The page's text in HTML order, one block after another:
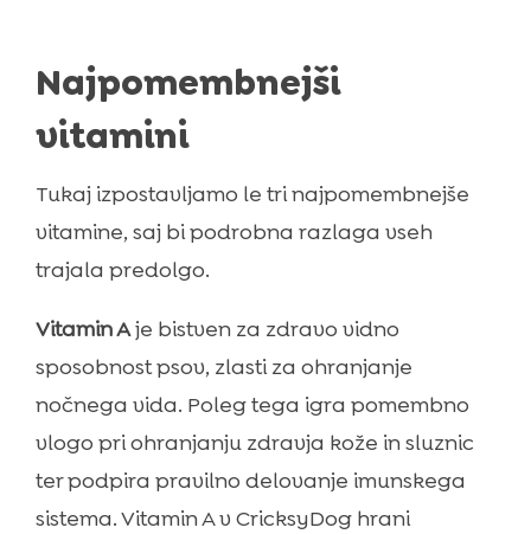
Najpomembnejši
vitamini
Tukaj izpostavljamo le tri najpomembnejše
vitamine, saj bi podrobna razlaga vseh
trajala predolgo.
Vitamin Aje bistven za zdravo vidno
sposobnost psov, zlasti za ohranjanje
nočnega vida. Poleg tega igra pomembno
vlogo pri ohranjanju zdravja kože in sluznic
ter podpira pravilno delovanje imunskega
sistema. Vitamin A v CricksyDog hrani